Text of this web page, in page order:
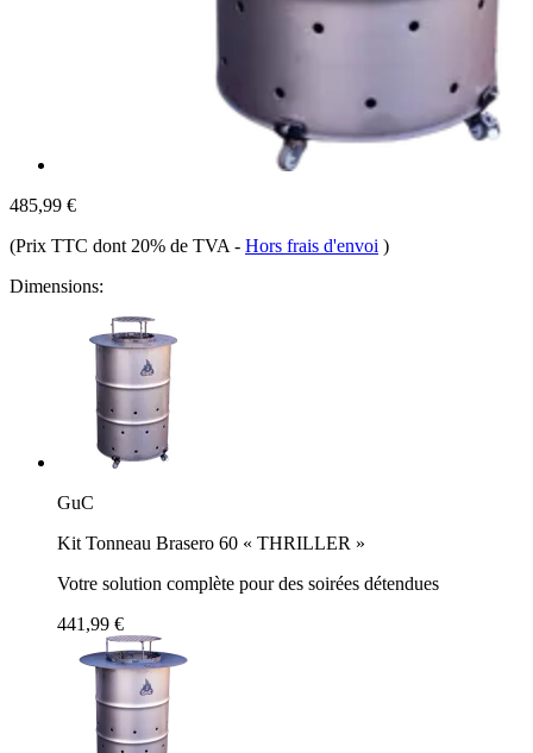
485,99 €
(Prix TTC dont 20% de TVA - Hors frais d'envoi )
Dimensions:
GuC
Kit Tonneau Brasero 60 « THRILLER »
Votre solution complète pour des soirées détendues
441,99 €